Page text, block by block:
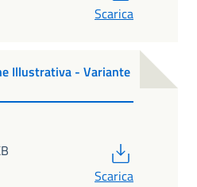
Scarica
Illustrativa - Variante
Scarica